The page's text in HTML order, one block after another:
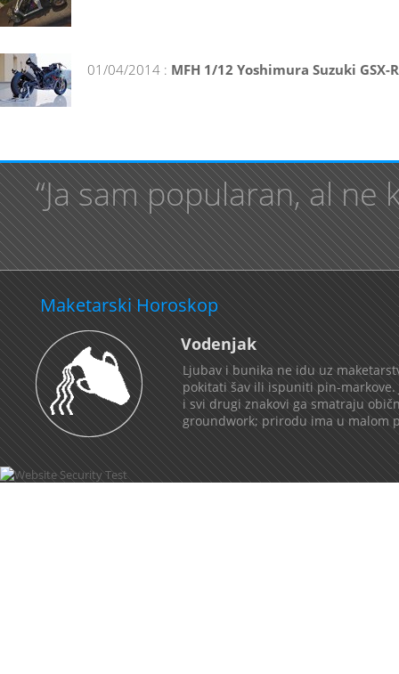
01/04/2014 : MFH 1/12 Yoshimura Suzuki
“Ja sam popularan, al ne
Maketarski Horoskop
Vodenjak
Ljubav i bunika ne idu uz
pokitati šav ili ispuniti pin-
i svi drugi znakovi ga smatraju
groundwork; prirodu ima u malom